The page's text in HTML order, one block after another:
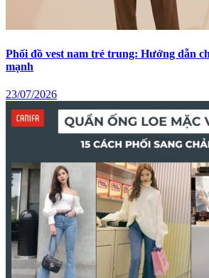
Phối đồ vest nam trẻ trung: Hướng dẫn
mạnh
23/07/2026